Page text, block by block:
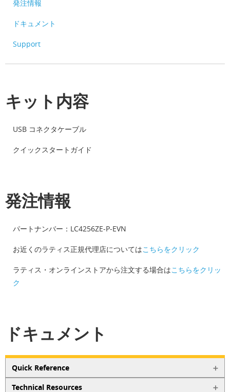
発注情報
ドキュメント
Support
キット内容
USB コネクタケーブル
クイックスタートガイド
発注情報
パートナンバー：LC4256ZE-P-EVN
お近くのラティス正規代理店についてはこちらをクリック
ラティス・オンラインストアから注文する場合はこちらをクリッ
ク
ドキュメント
Quick Reference
Technical Resources